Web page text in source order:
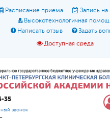
Расписание приема
Запись
Высокотехнологичная
Написать отзыв
Задать
Доступная среда
Размер шрифта: A A
Цвет:
35
звонок